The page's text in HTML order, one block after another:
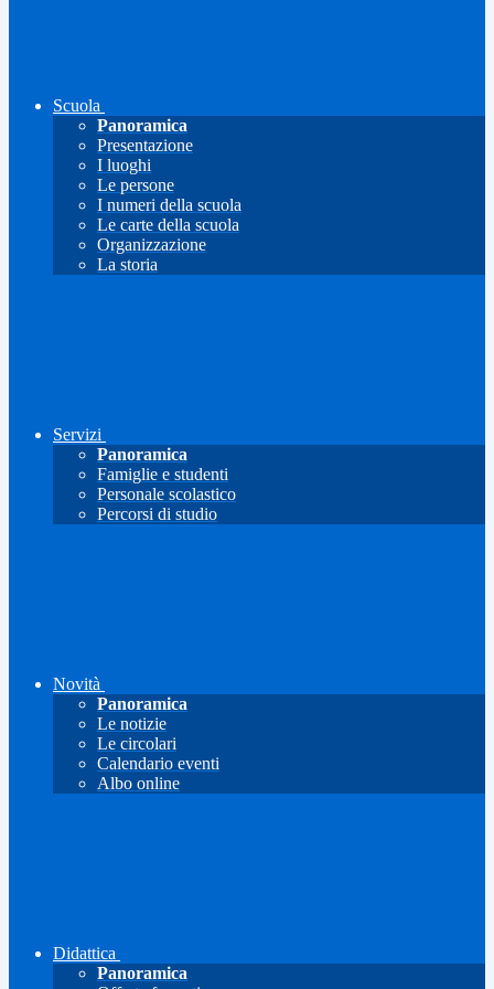
Scuola
Panoramica
Presentazione
I luoghi
Le persone
I numeri della scuola
Le carte della scuola
Organizzazione
La storia
Servizi
Panoramica
Famiglie e studenti
Personale scolastico
Percorsi di studio
Novità
Panoramica
Le notizie
Le circolari
Calendario eventi
Albo online
Didattica
Panoramica